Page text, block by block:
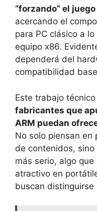
“forzando” el
acercando el
para PC clásico a
equipo x86.
dependerá del
compatibilidad
Este trabajo
fabricantes que
ARM puedan
No solo piensan
de contenidos,
más serio, algo
atractivo en
buscan distinguirse